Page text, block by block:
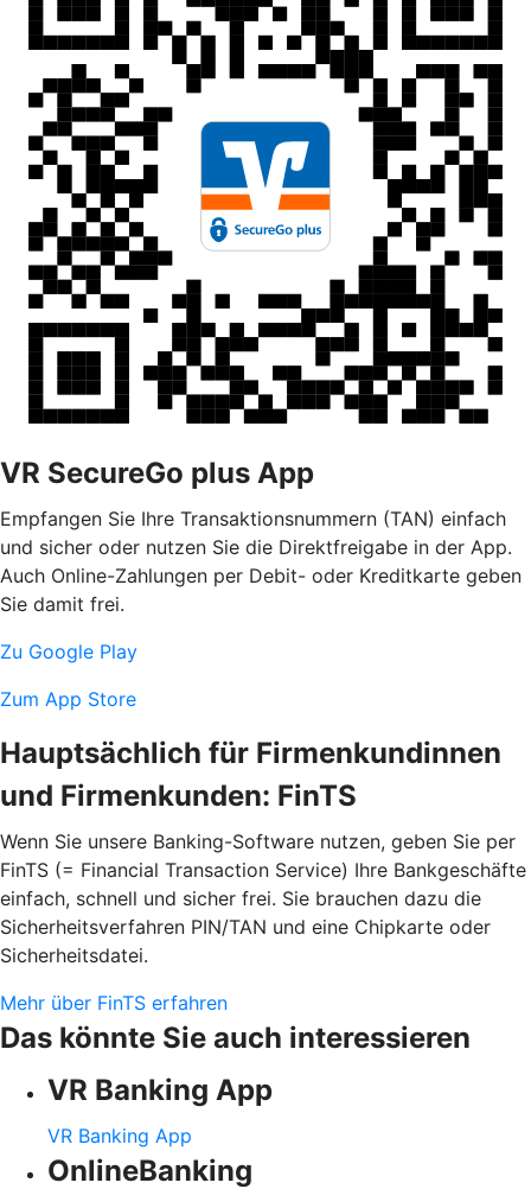
VR SecureGo plus App
Empfangen Sie Ihre Transaktionsnummern (TAN) einfach
und sicher oder nutzen Sie die Direktfreigabe in der App.
Auch Online-Zahlungen per Debit- oder Kreditkarte geben
Sie damit frei.
Zu Google Play
Zum App Store
Hauptsächlich für Firmenkundinnen
und Firmenkunden: FinTS
Wenn Sie unsere Banking-Software nutzen, geben Sie per
FinTS (= Financial Transaction Service) Ihre Bankgeschäfte
einfach, schnell und sicher frei. Sie brauchen dazu die
Sicherheitsverfahren PIN/TAN und eine Chipkarte oder
Sicherheitsdatei.
Mehr über FinTS erfahren
Das könnte Sie auch interessieren
VR Banking App
VR Banking App
OnlineBanking